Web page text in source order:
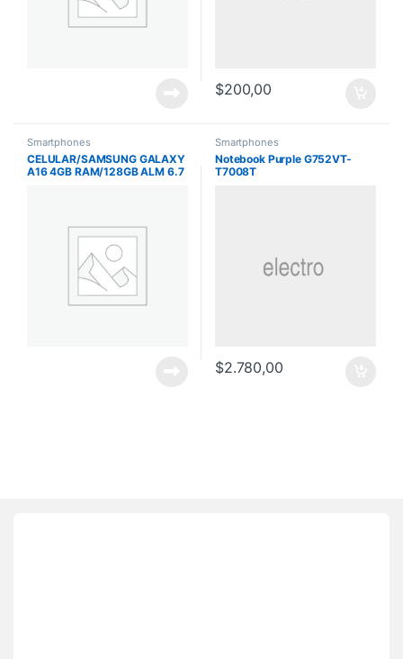
$200,00
Smartphones
CELULAR/SAMSUNG GALAXY
A16 4GB RAM/128GB ALM 6.7
Smartphones
Notebook Purple G752VT-
T7008T
$2.780,00